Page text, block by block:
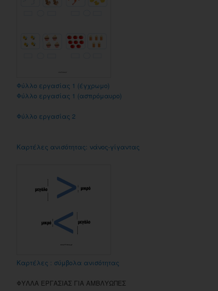
Φύλλο εργασίας 1 (έγχρωμο)
Φύλλο εργασίας 1 (ασπρόμαυρο)
Φύλλο εργασίας 2
Καρτέλες ανισότητας: νάνος-γίγαντας
Καρτέλες : σύμβολα ανισότητας
ΦΥΛΛΑ ΕΡΓΑΣΙΑΣ ΓΙΑ ΑΜΒΛΥΩΠΕΣ